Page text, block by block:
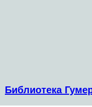
Библиотека